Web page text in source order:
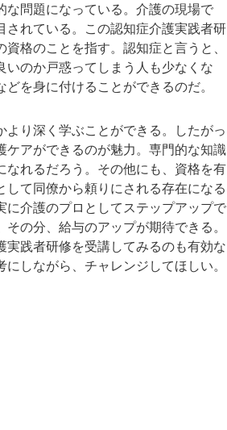
問題になっている。介護の現場で
れている。この認知症介護実践者研
格のことを指す。認知症と言うと、
のか戸惑ってしまう人も少なくな
を身に付けることができるのだ。
り深く学ぶことができる。したがっ
アができるのが魅力。専門的な知識
れるだろう。その他にも、資格を有
て同僚から頼りにされる存在になる
介護のプロとしてステップアップで
の分、給与のアップが期待できる。
践者研修を受講してみるのも有効な
にしながら、チャレンジしてほしい。